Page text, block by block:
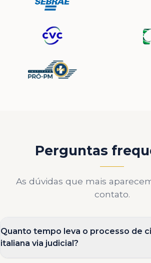
Perguntas
As dúvidas que mais
contato.
Quanto tempo leva o processo de
italiana via judicial?